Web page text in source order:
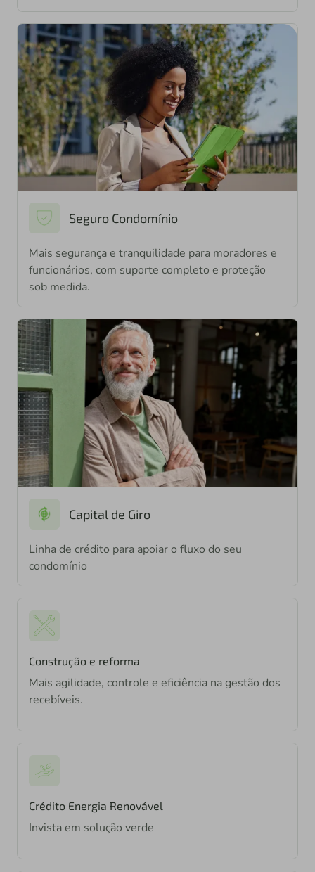
Seguro Condomínio
Mais segurança e tranquilidade para moradores e
funcionários, com suporte completo e proteção
sob medida.
Capital de Giro
Linha de crédito para apoiar o fluxo do seu
condomínio
Construção e reforma
Mais agilidade, controle e eficiência na gestão dos
recebíveis.
Crédito Energia Renovável
Invista em solução verde